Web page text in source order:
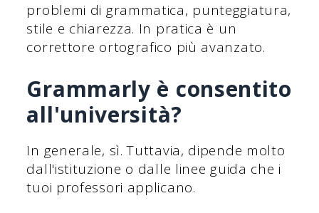
problemi di grammatica, punteggiatura,
stile e chiarezza. In pratica è un
correttore ortografico più avanzato.
Grammarly è consentito
all'università?
In generale, sì. Tuttavia, dipende molto
dall'istituzione o dalle linee guida che i
tuoi professori applicano.